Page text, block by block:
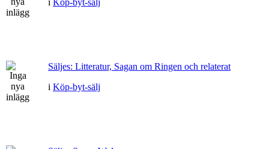
i Köp-byt-sälj
Säljes: Litteratur, Sagan om Ringen och relaterat
i Köp-byt-sälj